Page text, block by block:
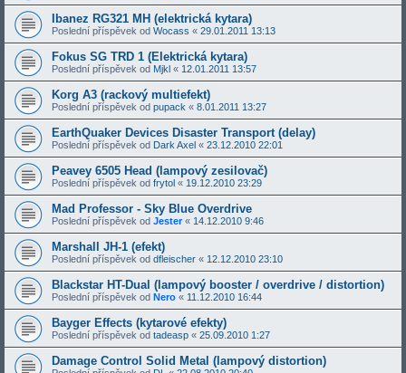
Ibanez RG321 MH (elektrická kytara)
Poslední příspěvek od Wocass « 29.01.2011 13:13
Fokus SG TRD 1 (Elektrická kytara)
Poslední příspěvek od Mjkl « 12.01.2011 13:57
Korg A3 (rackový multiefekt)
Poslední příspěvek od pupack « 8.01.2011 13:27
EarthQuaker Devices Disaster Transport (delay)
Poslední příspěvek od Dark Axel « 23.12.2010 22:01
Peavey 6505 Head (lampový zesilovač)
Poslední příspěvek od frytol « 19.12.2010 23:29
Mad Professor - Sky Blue Overdrive
Poslední příspěvek od Jester« 14.12.2010 9:46
Marshall JH-1 (efekt)
Poslední příspěvek od dfleischer « 12.12.2010 23:10
Blackstar HT-Dual (lampový booster / overdrive / distortion)
Poslední příspěvek od Nero « 11.12.2010 16:44
Bayger Effects (kytarové efekty)
Poslední příspěvek od tadeasp « 25.09.2010 1:27
Damage Control Solid Metal (lampový distortion)